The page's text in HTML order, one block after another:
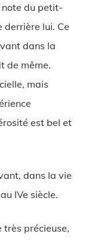
note du petit-
derrière lui. Ce
dans la
de même.
mais
est bel et
dans la vie
IVe siècle.
très précieuse,